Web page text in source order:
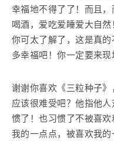
幸福地不得了了！而且
喝酒，爱吃爱睡爱大自然
你可太了解了，这是真的
多幸福吧！你一定要来现
谢谢你喜欢《三粒种子
应该很难受吧？他指他
惯了！也习惯了不被喜
我的一点点，被喜欢我的